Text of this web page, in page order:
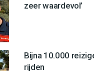
zeer waardevol’
Bijna 10.000
rijden